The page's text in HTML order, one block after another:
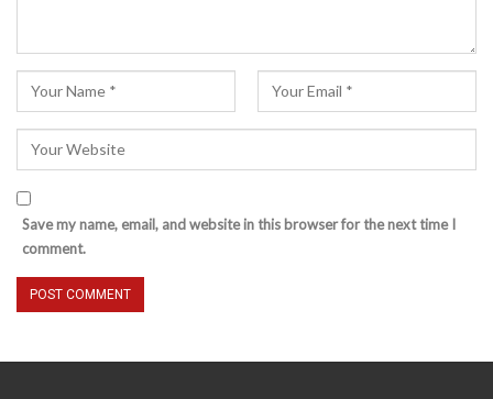
Save my name, email, and website in this browser for the next time I
comment.